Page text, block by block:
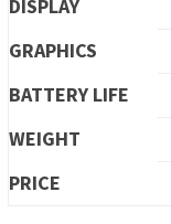
DISPLAY
GRAPHICS
BATTERY LIFE
WEIGHT
PRICE